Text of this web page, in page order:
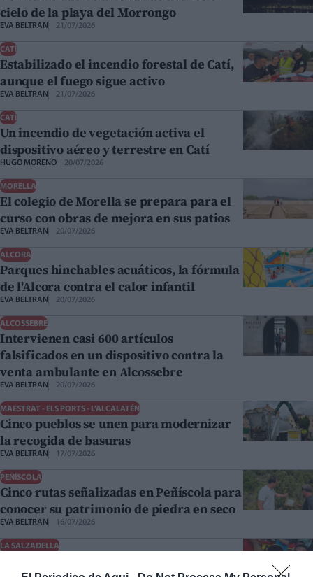
cielo de la playa del Morrongo
EVA BELTRAN 21/07/2026
CATÍ
Estabilizado el incendio forestal de Catí,
aunque el fuego sigue activo
EVA BELTRAN 21/07/2026
CATÍ
Un incendio de vegetación activa el
dispositivo aéreo y terrestre en Catí
HUGO MORENO 20/07/2026
MORELLA
El colegio de Morella se prepara para el
curso con obras de mejora en sus patios
EVA BELTRAN 20/07/2026
ALCORA
Parques hinchables acuáticos, la fórmula
de l'Alcora contra el calor infantil
EVA BELTRAN 20/07/2026
ALCOSSEBRE
Intervienen casi 600 artículos
falsificados en un dispositivo contra la
venta ambulante en Alcossebre
EVA BELTRAN 20/07/2026
MAESTRAT - ELS PORTS - L’ALCALATÉN
Cinco pueblos se unen para modernizar
la recogida de basuras
EVA BELTRAN 17/07/2026
PEÑÍSCOLA
Cinco rutas señalizadas en Peñíscola para
conocer su patrimonio de piedra en seco
EVA BELTRAN 16/07/2026
LA SALZADELLA